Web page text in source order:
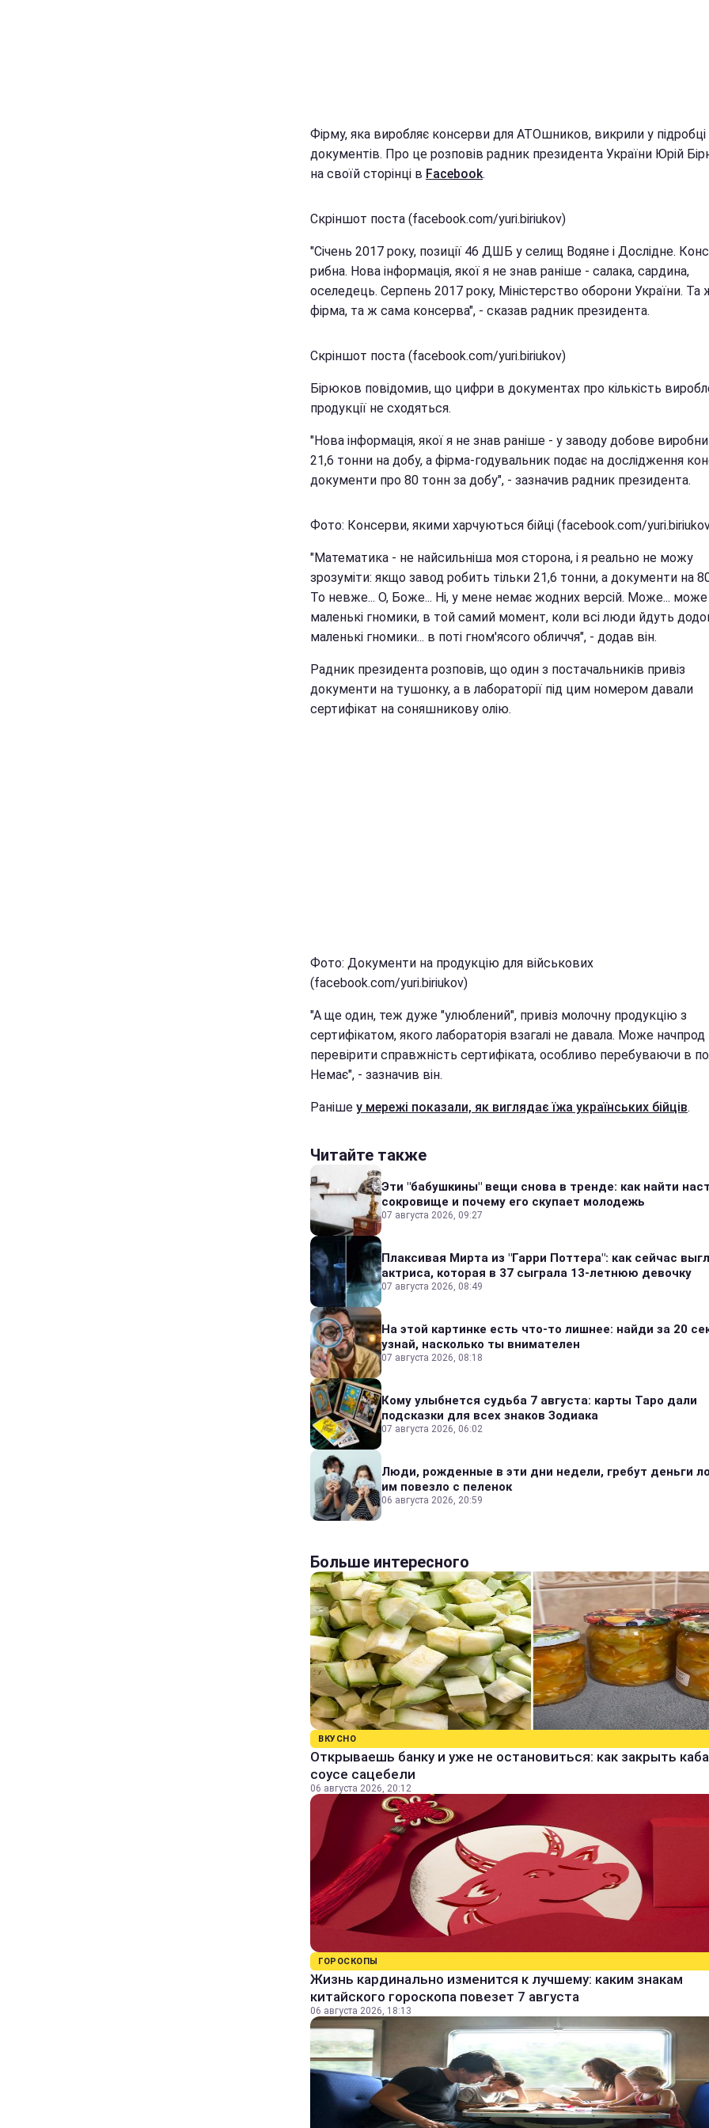
Фірму, яка виробляє консерви для АТОшников, викрили у підробці
документів. Про це розповів радник президента України Юрій
на своїй сторінці в Facebook.
Скріншот поста (facebook.com/yuri.biriukov)
"Січень 2017 року, позиції 46 ДШБ у селищ Водяне і Дослідне.
рибна. Нова інформація, якої я не знав раніше - салака, сардина,
оселедець. Серпень 2017 року, Міністерство оборони України. Та
фірма, та ж сама консерва", - сказав радник президента.
Скріншот поста (facebook.com/yuri.biriukov)
Бірюков повідомив, що цифри в документах про кількість
продукції не сходяться.
"Нова інформація, якої я не знав раніше - у заводу добове
21,6 тонни на добу, а фірма-годувальник подає на дослідження
документи про 80 тонн за добу", - зазначив радник президента.
Фото: Консерви, якими харчуються бійці (facebook.com/
"Математика - не найсильніша моя сторона, і я реально не можу
зрозуміти: якщо завод робить тільки 21,6 тонни, а документи на
То невже... О, Боже... Ні, у мене немає жодних версій. Може... може
маленькі гномики, в той самий момент, коли всі люди йдуть
маленькі гномики... в поті гном'ясого обличчя", - додав він.
Радник президента розповів, що один з постачальників привіз
документи на тушонку, а в лабораторії під цим номером давали
сертифікат на соняшникову олію.
Фото: Документи на продукцію для військових
(facebook.com/yuri.biriukov)
"А ще один, теж дуже "улюблений", привіз молочну продукцію з
сертифікатом, якого лабораторія взагалі не давала. Може начпрод
перевірити справжність сертифіката, особливо перебуваючи в
Немає", - зазначив він.
Раніше у мережі показали, як виглядає їжа українських бійців.
Читайте также
Эти "бабушкины" вещи снова в тренде: как найти
сокровище и почему его скупает молодежь
07 августа 2026, 09:27
Плаксивая Мирта из "Гарри Поттера": как сейчас
актриса, которая в 37 сыграла 13-летнюю девочку
07 августа 2026, 08:49
На этой картинке есть что-то лишнее: найди за 20
узнай, насколько ты внимателен
07 августа 2026, 08:18
Кому улыбнется судьба 7 августа: карты Таро дали
подсказки для всех знаков Зодиака
07 августа 2026, 06:02
Люди, рожденные в эти дни недели, гребут деньги
им повезло с пеленок
06 августа 2026, 20:59
Больше интересного
ВКУСНО
Открываешь банку и уже не остановиться: как закрыть
соусе сацебели
06 августа 2026, 20:12
ГОРОСКОПЫ
Жизнь кардинально изменится к лучшему: каким знакам
китайского гороскопа повезет 7 августа
06 августа 2026, 18:13